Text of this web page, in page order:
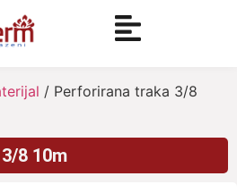
/ Perforirana traka 3/8
8 10m